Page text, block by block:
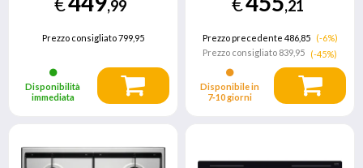
EUROPE
,99
Prezzo consigliato799,95
Disponibilità
immediata
,21
Prezzo precedente 486,85
(-6%)
Prezzo consigliato 839,95 (-45%)
Disponibile in
7‑10 giorni